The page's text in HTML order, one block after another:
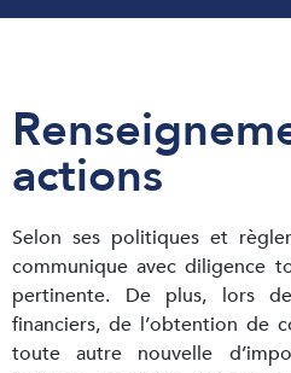
actions
Selon ses politiques et
communique avec diligence
pertinente. De plus, lors
financiers, de l’obtention de
toute autre nouvelle